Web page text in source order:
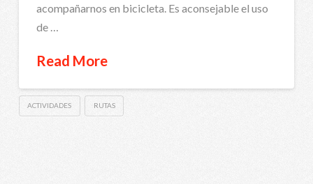
acompañarnos en bicicleta. Es aconsejable el uso
de …
Read More
ACTIVIDADES RUTAS